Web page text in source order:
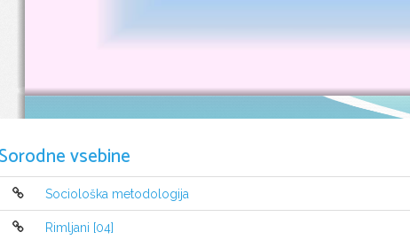
KAJ SO DROGE?
Sorodne vsebine
Sociološka metodologija
Rimljani [04]